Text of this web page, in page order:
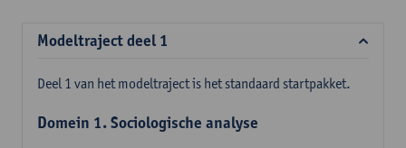
Modeltraject deel 1
Deel 1 van het modeltraject is het standaard startpakket.
Domein 1. Sociologische analyse